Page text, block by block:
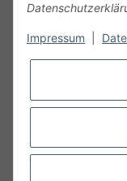
* Alle Preise inkl.
Impressum